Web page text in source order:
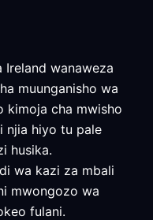
Ireland wanaweza
muunganisho wa
kimoja cha mwisho
njia hiyo tu pale
husika.
wa kazi za mbali
mwongozo wa
fulani.